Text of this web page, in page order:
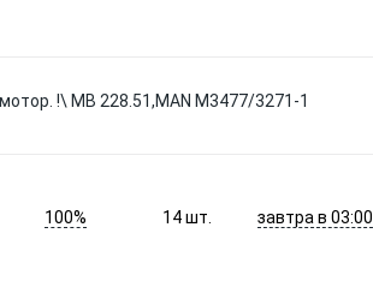
!\ MB 228.51,MAN M3477/3271-1
100% 14шт. завтра в 03:00